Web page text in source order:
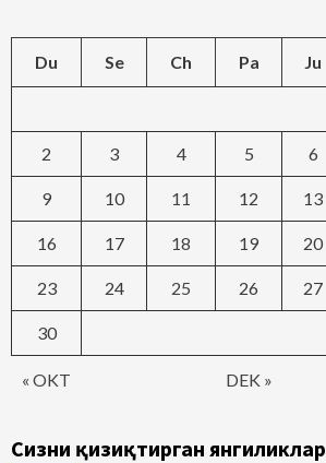
Du Se Ch Pa Ju
« OKT DEK »
2 3 4 5 6
9 10 11 12 13
16 17 18 19 20
23 24 25 26 27
30
Сизни қизиқтирган янгиликлар